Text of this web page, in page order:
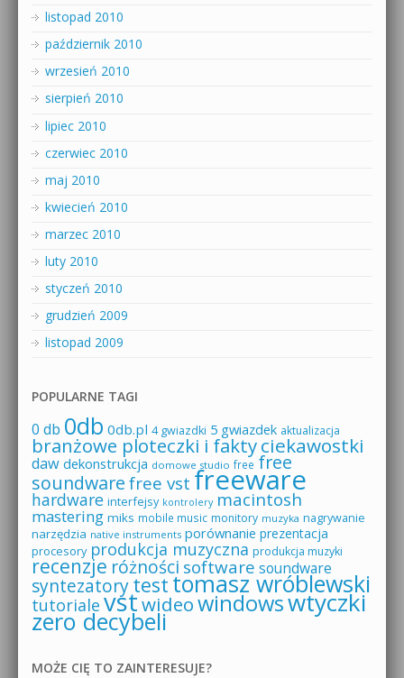
listopad 2010
październik 2010
wrzesień 2010
sierpień 2010
lipiec 2010
czerwiec 2010
maj 2010
kwiecień 2010
marzec 2010
luty 2010
styczeń 2010
grudzień 2009
listopad 2009
POPULARNE TAGI
0 db 0db 0db.pl 4 gwiazdki 5 gwiazdek aktualizacja
branżowe ploteczki i faktyciekawostki
daw dekonstrukcja domowe studio free free
soundware free vst freeware
hardware interfejsy kontrolery macintosh
mastering miks mobile music monitory muzyka nagrywanie
narzędzia native instruments porównanie prezentacja
procesory produkcja muzyczna produkcja muzyki
recenzje różności software soundware
syntezatorytesttomasz wróblewski
tutoriale vstwideowindowswtyczki
zero decybeli
MOŻE CIĘ TO ZAINTERESUJE?